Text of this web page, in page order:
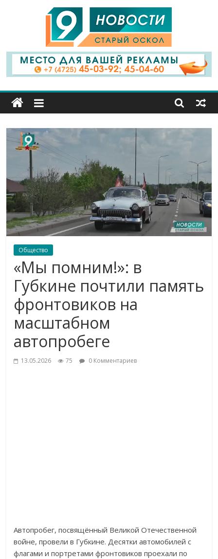
9
Канал
Старый
Оскол
Общество
«Мы помним!»: в
Губкине почтили память
фронтовиков на
масштабном
автопробеге
13.05.2026 75 0 Комментариев
Автопробег, посвящённый Великой Отечественной
войне, провели в Губкине. Десятки автомобилей с
флагами и портретами фронтовиков проехали по